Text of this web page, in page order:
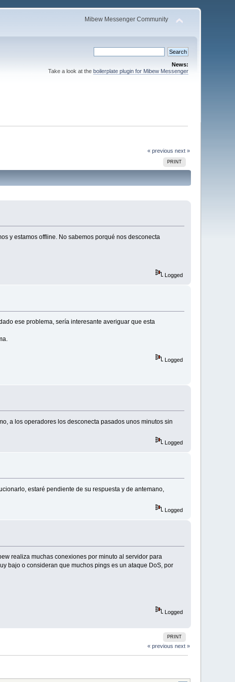
Mibew Messenger Community
News:
Take a look at the boilerplate plugin for Mibew Messenger
« previous next »
PRINT
y estamos offline. No sabemos porqué nos desconecta
Logged
ese problema, sería interesante averiguar que esta
Logged
a los operadores los desconecta pasados unos minutos sin
Logged
estaré pendiente de su respuesta y de antemano,
Logged
realiza muchas conexiones por minuto al servidor para
bajo o consideran que muchos pings es un ataque DoS, por
Logged
PRINT
« previous next »